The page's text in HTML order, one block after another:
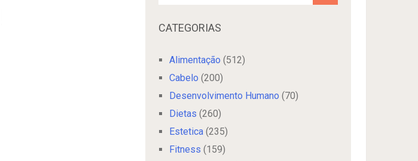
CATEGORIAS
Alimentação (512)
Cabelo (200)
Desenvolvimento Humano (70)
Dietas (260)
Estetica (235)
Fitness (159)